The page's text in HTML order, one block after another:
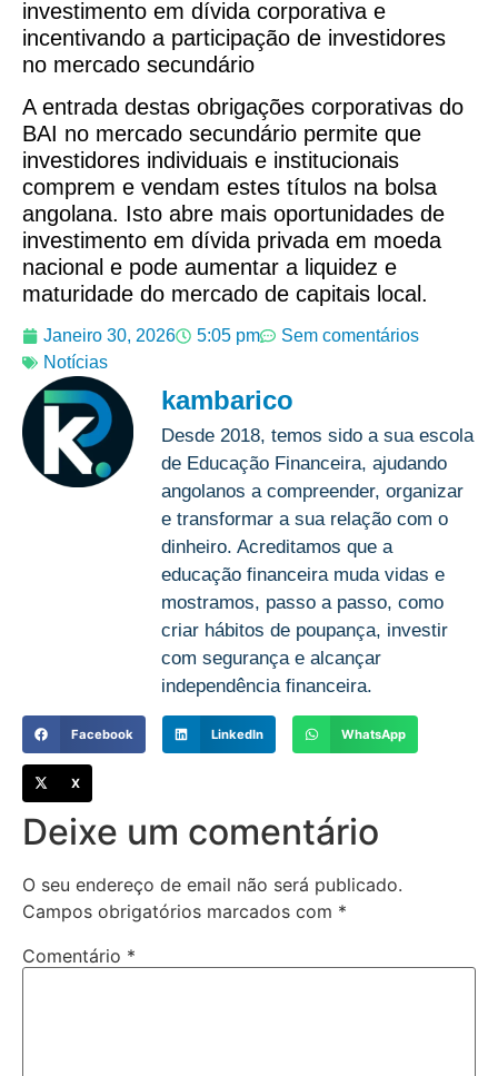
investimento em dívida corporativa e
incentivando a participação de investidores
no mercado secundário
A entrada destas obrigações corporativas do
BAI no mercado secundário permite que
investidores individuais e institucionais
comprem e vendam estes títulos na bolsa
angolana. Isto abre mais oportunidades de
investimento em dívida privada em moeda
nacional e pode aumentar a liquidez e
maturidade do mercado de capitais local.
Janeiro 30, 2026 5:05 pm
Sem comentários
Notícias
kambarico
Desde 2018, temos sido a sua escola
de Educação Financeira, ajudando
angolanos a compreender, organizar
e transformar a sua relação com o
dinheiro. Acreditamos que a
educação financeira muda vidas e
mostramos, passo a passo, como
criar hábitos de poupança, investir
com segurança e alcançar
independência financeira.
Facebook LinkedIn WhatsApp
X
Deixe um comentário
O seu endereço de email não será publicado.
Campos obrigatórios marcados com *
Comentário *